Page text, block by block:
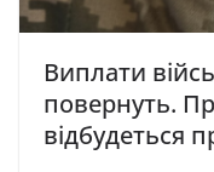
Виплати
повернуть.
відбудеться